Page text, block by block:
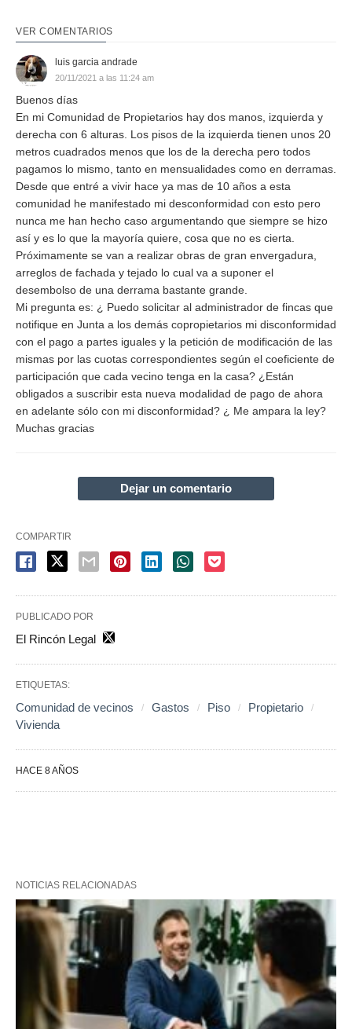
VER COMENTARIOS
luis garcia andrade
20/11/2021 a las 11:24 am
Buenos días
En mi Comunidad de Propietarios hay dos manos, izquierda y
derecha con 6 alturas. Los pisos de la izquierda tienen unos 20
metros cuadrados menos que los de la derecha pero todos
pagamos lo mismo, tanto en mensualidades como en derramas.
Desde que entré a vivir hace ya mas de 10 años a esta
comunidad he manifestado mi desconformidad con esto pero
nunca me han hecho caso argumentando que siempre se hizo
así y es lo que la mayoría quiere, cosa que no es cierta.
Próximamente se van a realizar obras de gran envergadura,
arreglos de fachada y tejado lo cual va a suponer el
desembolso de una derrama bastante grande.
Mi pregunta es: ¿ Puedo solicitar al administrador de fincas que
notifique en Junta a los demás copropietarios mi disconformidad
con el pago a partes iguales y la petición de modificación de las
mismas por las cuotas correspondientes según el coeficiente de
participación que cada vecino tenga en la casa? ¿Están
obligados a suscribir esta nueva modalidad de pago de ahora
en adelante sólo con mi disconformidad? ¿ Me ampara la ley?
Muchas gracias
Dejar un comentario
COMPARTIR
PUBLICADO POR
El Rincón Legal
ETIQUETAS:
Comunidad de vecinos Gastos Piso
Propietario
Vivienda
HACE 8 AÑOS
NOTICIAS RELACIONADAS